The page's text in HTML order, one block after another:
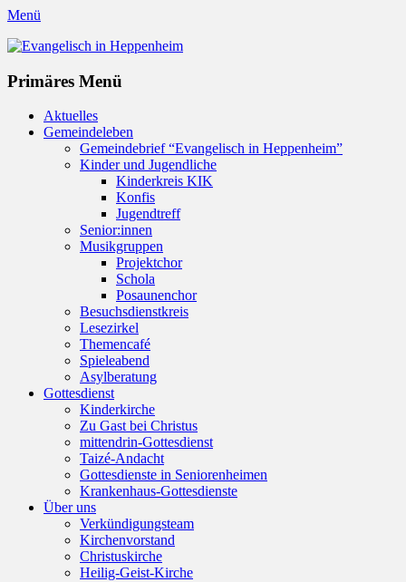
Menü
Evangelisch in Heppenheim
Primäres Menü
Zum
Inhalt
Aktuelles
Gemeindeleben
Gemeindebrief “Evangelisch in Heppenheim”
Kinder und Jugendliche
Kinderkreis KIK
Konfis
Jugendtreff
Senior:innen
Musikgruppen
Projektchor
Schola
Posaunenchor
Besuchsdienstkreis
Lesezirkel
Themencafé
Spieleabend
Asylberatung
Gottesdienst
Kinderkirche
Zu Gast bei Christus
mittendrin-Gottesdienst
Taizé-Andacht
Gottesdienste in Seniorenheimen
Krankenhaus-Gottesdienste
Über uns
Verkündigungsteam
Kirchenvorstand
Christuskirche
Heilig-Geist-Kirche